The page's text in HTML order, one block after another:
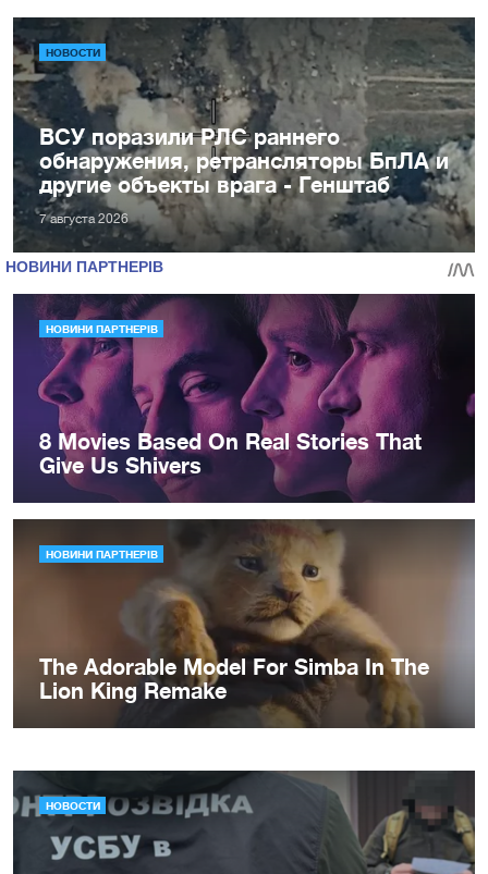
НОВОСТИ
ВСУ поразили РЛС раннего
обнаружения, ретрансляторы БпЛА и
другие объекты врага - Генштаб
7 августа 2026
НОВОСТИ